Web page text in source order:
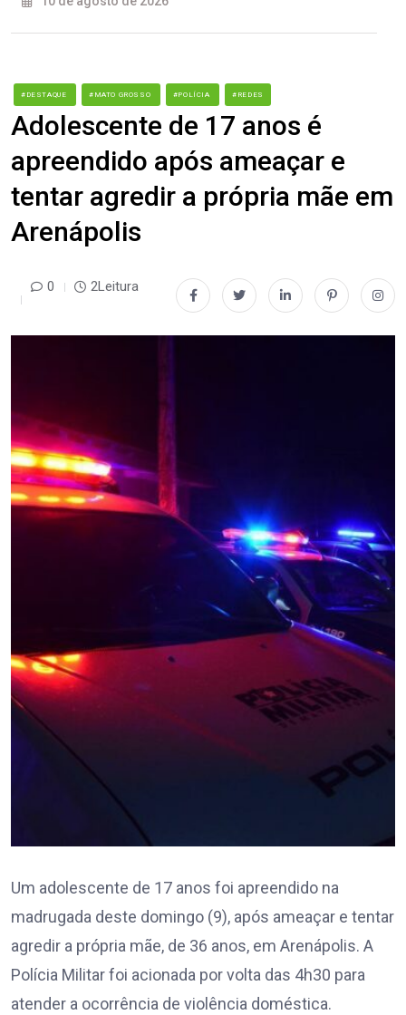
#DESTAQUE #MATO GROSSO #POLÍCIA #REDES
Adolescente de 17 anos é
apreendido após ameaçar e
tentar agredir a própria mãe em
Arenápolis
0 2Leitura
Um adolescente de 17 anos foi apreendido na
madrugada deste domingo (9), após ameaçar e tentar
agredir a própria mãe, de 36 anos, em Arenápolis. A
Polícia Militar foi acionada por volta das 4h30 para
atender a ocorrência de violência doméstica.